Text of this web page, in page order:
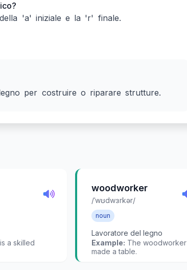
'a' iniziale e la 'r' finale.
per costruire o riparare strutture.
a skilled
woodworker
/ˈwʊdwɜrkər/
noun
Lavoratore del legno
Example: The woodworker
made a table.